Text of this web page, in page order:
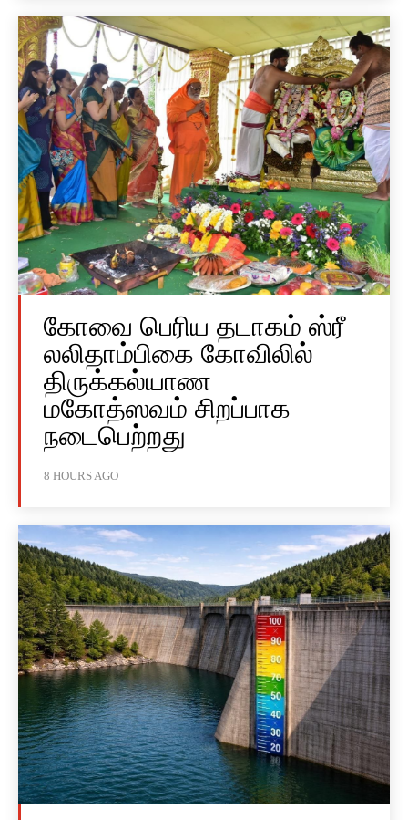
கோவை பெரிய தடாகம் ஸ்ரீ
லலிதாம்பிகை கோவிலில்
திருக்கல்யாண
மகோத்ஸவம் சிறப்பாக
நடைபெற்றது
8 HOURS AGO